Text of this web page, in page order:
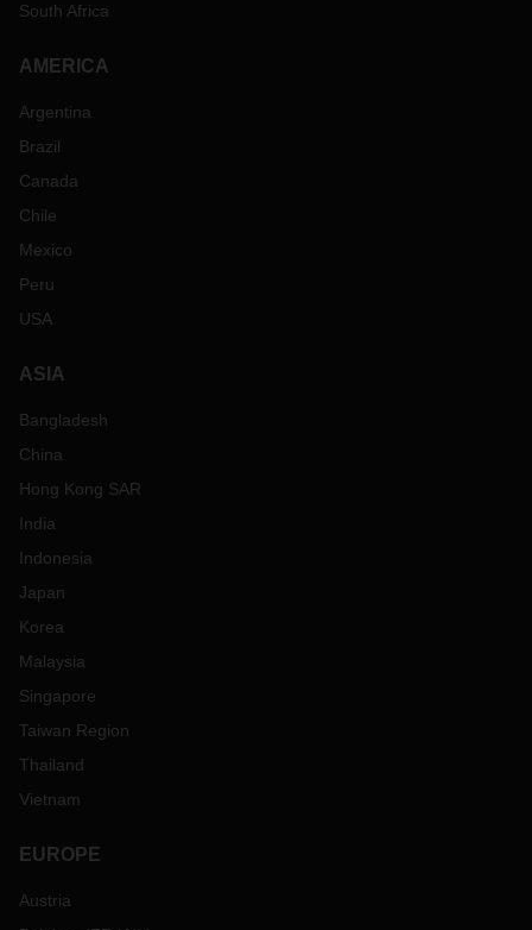
South Africa
AMERICA
Argentina
Brazil
Canada
Chile
Mexico
Peru
USA
ASIA
Bangladesh
China
Hong Kong SAR
India
Indonesia
Japan
Korea
Malaysia
Singapore
Taiwan Region
Thailand
Vietnam
EUROPE
Austria